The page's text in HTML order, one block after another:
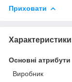
Приховати
Характеристики
Основні атрибути
Виробник